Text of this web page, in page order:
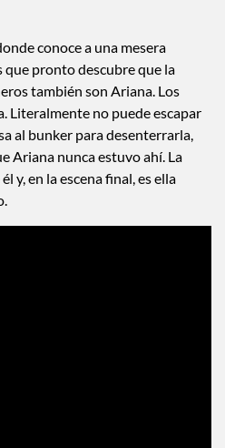
conoce a una mesera
que pronto descubre que la
también son Ariana. Los
Literalmente no puede escapar
al bunker para desenterrarla,
Ariana nunca estuvo ahí. La
y, en la escena final, es ella